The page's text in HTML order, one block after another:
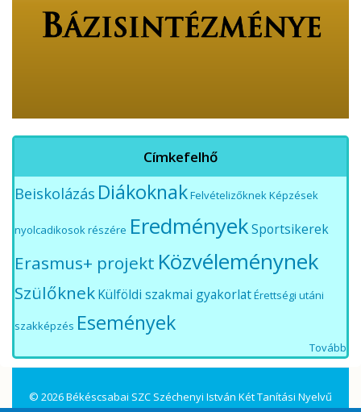
Címkefelhő
Beiskolázás DiákoknakFelvételizőknekKépzések
nyolcadikosok részére EredményekSportsikerek
Erasmus+ projekt Közvéleménynek
SzülőknekKülföldi szakmai gyakorlatÉrettségi utáni
szakképzés Események
Tovább
© 2026 Békéscsabai SZC Széchenyi István Két Tanítási Nyelvű